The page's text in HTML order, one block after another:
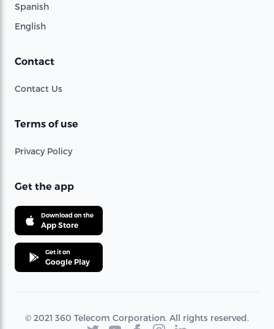
Spanish
English
Contact
Contact Us
Terms of use
Privacy Policy
Get the app
Download on the
App Store
Get it on
Google Play
© 2021 360 Telecom Corporation. All rights reserved.